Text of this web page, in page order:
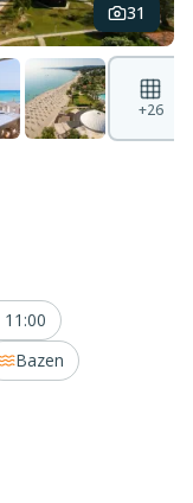
31
+26
11:00
Bazen